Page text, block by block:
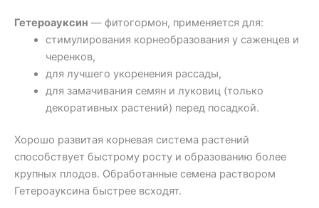
чист.дом
Гетероауксин — фитогормон, применяется для:
стимулирования корнеобразования у саженцев и
черенков,
для лучшего укоренения рассады,
для замачивания семян и луковиц (только
декоративных растений) перед посадкой.
Хорошо развитая корневая система растений
способствует быстрому росту и образованию более
крупных плодов. Обработанные семена раствором
Гетероауксина быстрее всходят.